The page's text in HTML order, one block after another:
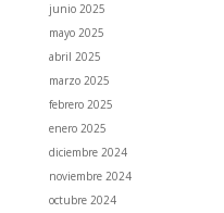
junio 2025
mayo 2025
abril 2025
marzo 2025
febrero 2025
enero 2025
diciembre 2024
noviembre 2024
octubre 2024